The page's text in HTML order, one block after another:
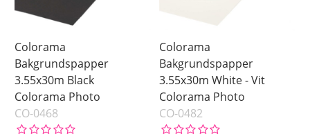
Colorama
Bakgrundspapper
3.55x30m Black
Colorama Photo
CO-0468
Colorama
Bakgrundspapper
3.55x30m White - Vit
Colorama Photo
CO-0482